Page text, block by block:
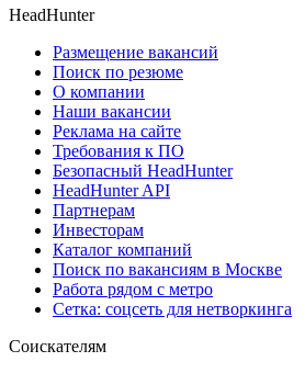
HeadHunter
Размещение вакансий
Поиск по резюме
О компании
Наши вакансии
Реклама на сайте
Требования к ПО
Безопасный HeadHunter
HeadHunter API
Партнерам
Инвесторам
Каталог компаний
Поиск по вакансиям в Москве
Работа рядом с метро
Сетка: соцсеть для нетворкинга
Соискателям